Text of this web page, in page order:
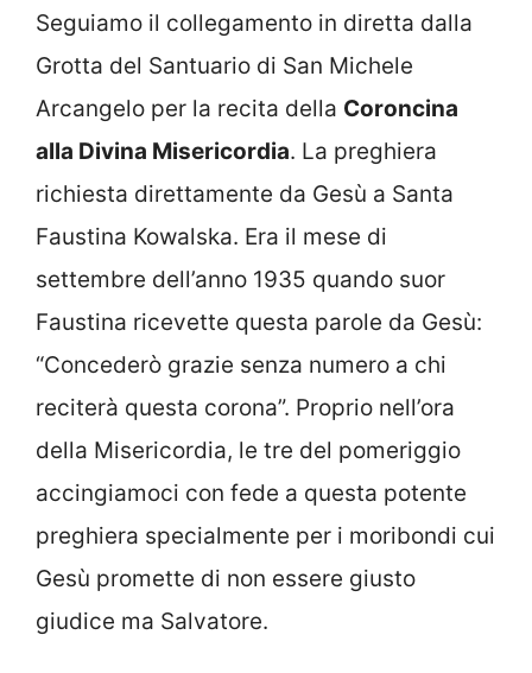
Seguiamo il collegamento in diretta dalla
Grotta del Santuario di San Michele
Arcangelo per la recita della Coroncina
alla Divina Misericordia. La preghiera
richiesta direttamente da Gesù a Santa
Faustina Kowalska. Era il mese di
settembre dell’anno 1935 quando suor
Faustina ricevette questa parole da Gesù:
“Concederò grazie senza numero a chi
reciterà questa corona”. Proprio nell’ora
della Misericordia, le tre del pomeriggio
accingiamoci con fede a questa potente
preghiera specialmente per i moribondi cui
Gesù promette di non essere giusto
giudice ma Salvatore.